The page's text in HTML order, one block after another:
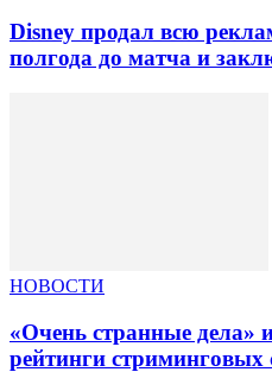
Disney продал всю
полгода до матча и
НОВОСТИ
«Очень странные дела»
рейтинги стриминговых